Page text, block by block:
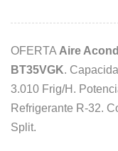
OFERTA Aire
BT35VGK.
3.010 Frig/H.
Refrigerante R-32.
Split.